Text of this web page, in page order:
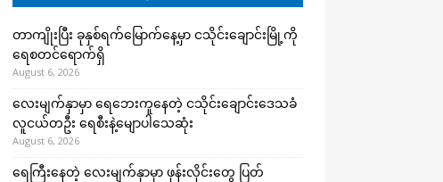
တာကျိုးပြီး ခုနှစ်ရက်မြောက်နေ့မှာ ငသိုင်းချောင်းမြို့ကို
ရေစတင်ရောက်ရှိ
August 6, 2026
လေးမျက်နှာမှာ ရေဘေးကူနေတဲ့ ငသိုင်းချောင်းဒေသခံ
လူငယ်တဦး ရေစီးနဲ့မျောပါသေဆုံး
August 6, 2026
ရေကြီးနေတဲ့ လေးမျက်နှာမှာ ဖုန်းလိုင်းတွေ ပြတ်